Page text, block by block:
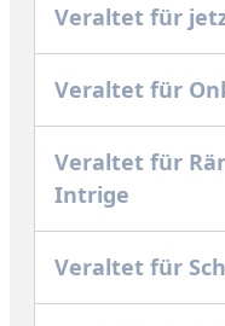
Veraltet für
Veraltet für
Veraltet für
Intrige
Veraltet für